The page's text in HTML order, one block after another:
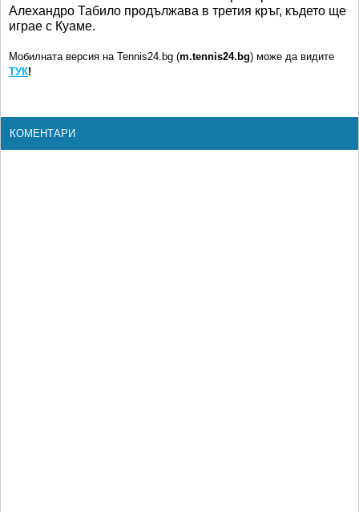
Алехандро Табило продължава в третия кръг, където ще
играе с Куаме.
Мобилната версия на Tennis24.bg (m.tennis24.bg) може да видите
ТУК!
КОМЕНТАРИ